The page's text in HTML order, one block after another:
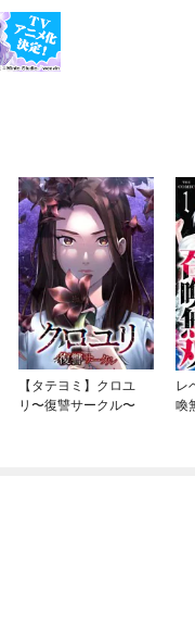
【タテヨミ】クロユ
リ〜復讐サークル〜
レ
喚